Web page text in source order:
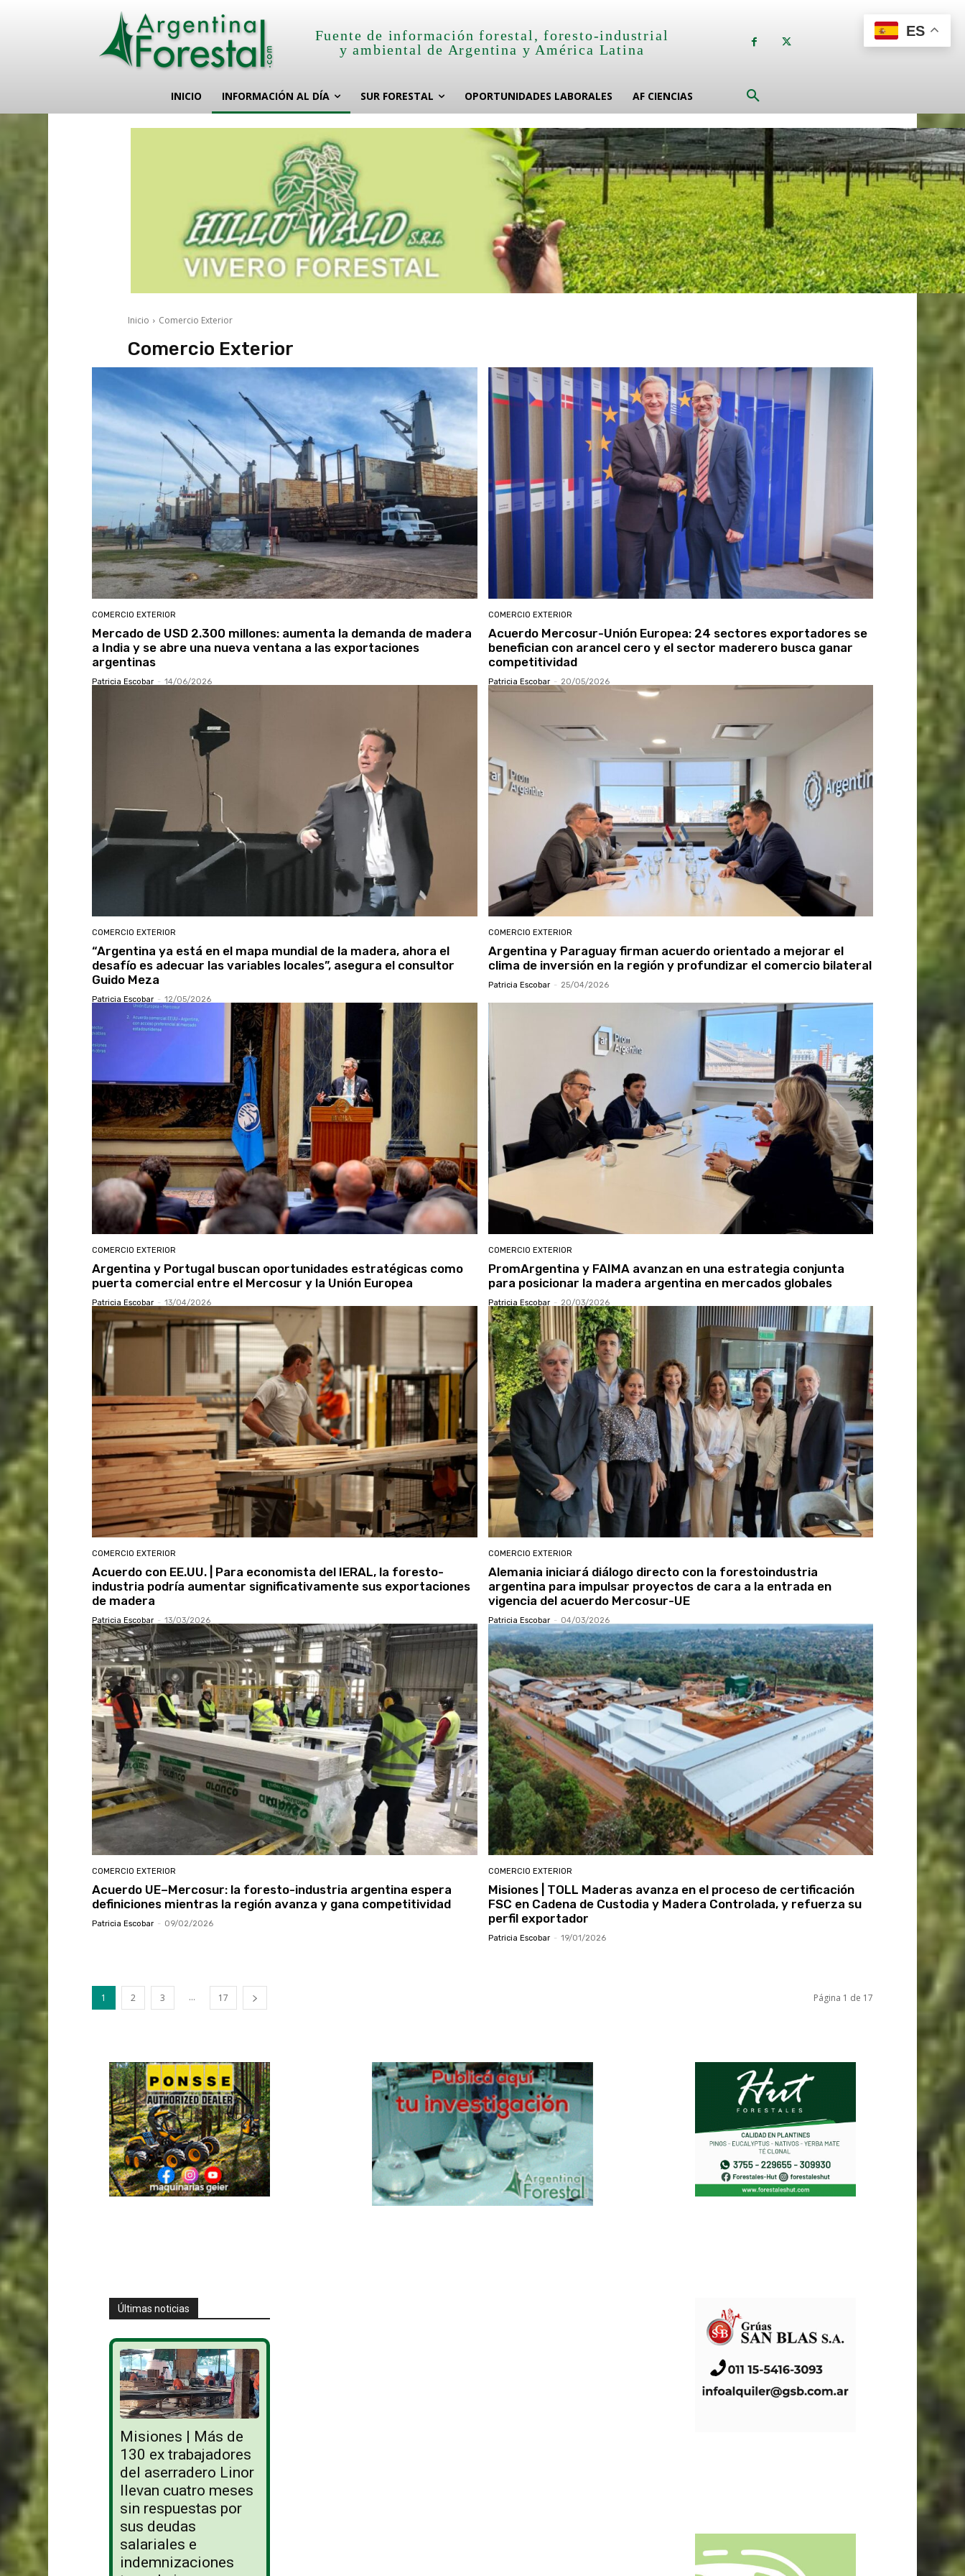
Fuente de información forestal, foresto-industrial
y ambiental de Argentina y América Latina
INICIO INFORMACIÓN AL DÍA SUR FORESTAL OPORTUNIDADES LABORALES AF CIENCIAS
Inicio Comercio Exterior
Comercio Exterior
COMERCIO EXTERIOR
Mercado de USD 2.300 millones: aumenta la demanda de madera
a India y se abre una nueva ventana a las exportaciones
argentinas
Patricia Escobar - 14/06/2026
COMERCIO EXTERIOR
Acuerdo Mercosur-Unión Europea: 24 sectores exportadores se
benefician con arancel cero y el sector maderero busca ganar
competitividad
Patricia Escobar - 20/05/2026
COMERCIO EXTERIOR
“Argentina ya está en el mapa mundial de la madera, ahora el
desafío es adecuar las variables locales”, asegura el consultor
Guido Meza
Patricia Escobar - 12/05/2026
COMERCIO EXTERIOR
Argentina y Paraguay firman acuerdo orientado a mejorar el
clima de inversión en la región y profundizar el comercio bilateral
Patricia Escobar - 25/04/2026
COMERCIO EXTERIOR
Argentina y Portugal buscan oportunidades estratégicas como
puerta comercial entre el Mercosur y la Unión Europea
Patricia Escobar - 13/04/2026
COMERCIO EXTERIOR
PromArgentina y FAIMA avanzan en una estrategia conjunta
para posicionar la madera argentina en mercados globales
Patricia Escobar - 20/03/2026
COMERCIO EXTERIOR
Acuerdo con EE.UU. | Para economista del IERAL, la foresto-
industria podría aumentar significativamente sus exportaciones
de madera
Patricia Escobar - 13/03/2026
COMERCIO EXTERIOR
Alemania iniciará diálogo directo con la forestoindustria
argentina para impulsar proyectos de cara a la entrada en
vigencia del acuerdo Mercosur-UE
Patricia Escobar - 04/03/2026
COMERCIO EXTERIOR
Acuerdo UE–Mercosur: la foresto-industria argentina espera
definiciones mientras la región avanza y gana competitividad
Patricia Escobar - 09/02/2026
COMERCIO EXTERIOR
Misiones | TOLL Maderas avanza en el proceso de certificación
FSC en Cadena de Custodia y Madera Controlada, y refuerza su
perfil exportador
Patricia Escobar - 19/01/2026
1 2 3 ... 17 Página 1 de 17
Últimas noticias
Misiones | Más de
130 ex trabajadores
del aserradero Linor
llevan cuatro meses
sin respuestas por
sus deudas
salariales e
indemnizaciones
ES